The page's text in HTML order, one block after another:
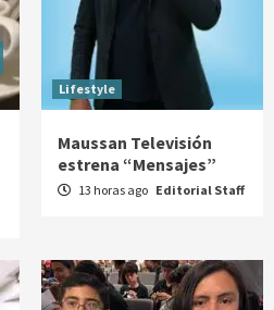
Lifestyle
Maussan Televisión
estrena “Mensajes”
13 horas ago Editorial Staff